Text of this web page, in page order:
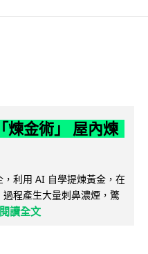
煉金術」 屋內煉
利用 AI 自學提煉黃金，在
程產生大量刺鼻濃煙，驚
閱讀全文